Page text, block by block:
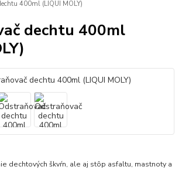
400ml (LIQUI MOLY)
dechtu 400ml
dechtových škvŕn, ale aj stôp asfaltu, mastnoty a